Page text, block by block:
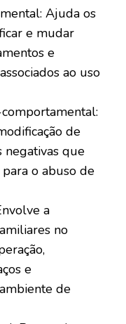
Ajuda os
e mudar
e
ao uso
de
negativas que
o abuso de
a
no
e
de